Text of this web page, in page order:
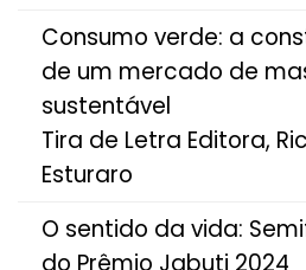
Consumo verde: a
de um mercado de
sustentável
Tira de Letra Editora,
Esturaro
O sentido da vida:
do Prêmio Jabuti 2024